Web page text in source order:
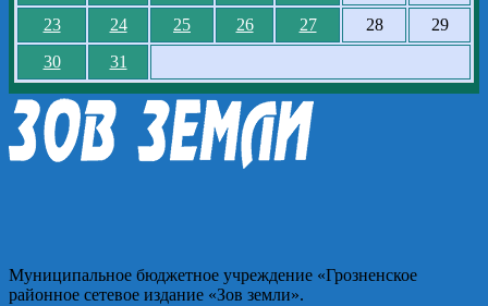
23
24 25 26 27 28
29
30
31
Муниципальное бюджетное учреждение «Грозненское
районное сетевое издание «Зов земли».